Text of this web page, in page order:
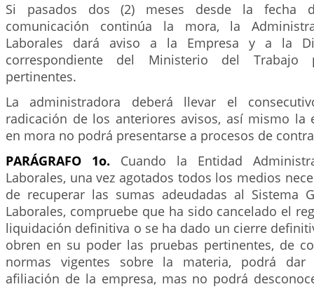
Si pasados dos (2) meses desde la fecha
comunicación continúa la mora, la
Laborales dará aviso a la Empresa y a la
correspondiente del Ministerio del Trabajo
pertinentes.
La administradora deberá llevar el
radicación de los anteriores avisos, así mismo la
en mora no podrá presentarse a procesos de
PARÁGRAFO 1o. Cuando la Entidad
Laborales, una vez agotados todos los medios
de recuperar las sumas adeudadas al Sistema
Laborales, compruebe que ha sido cancelado el
liquidación definitiva o se ha dado un cierre
obren en su poder las pruebas pertinentes, de
normas vigentes sobre la materia, podrá
afiliación de la empresa, mas no podrá